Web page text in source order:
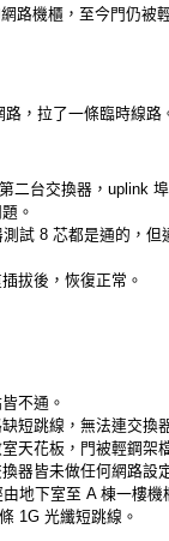
路機櫃，至今門仍被
，拉了一條臨時線路
二台交換器，uplink
。
試 8 芯都是通的，但
拔後，恢復正常。
不通。
短跳線，無法連交換
天花板，門被輕鋼架
器皆未做任何網路設
地下室至 A 棟一樓
1G 光纖短跳線。